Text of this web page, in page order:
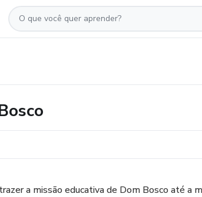
a missão educativa de Dom Bosco até a